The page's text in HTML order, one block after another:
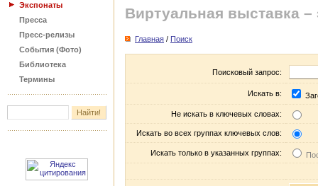
Экспонаты
Пресса
Пресс-релизы
События (Фото)
Библиотека
Термины
Виртуальная выставка –
Главная / Поиск
Поисковый запрос:
Искать в:
Не искать в ключевых словах:
Искать во всех группах ключевых слов:
Искать только в указанных группах: